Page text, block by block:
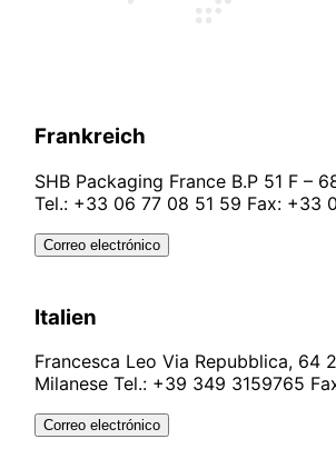
Frankreich
SHB Packaging France B.P 51 F –
Tel.: +33 06 77 08 51 59 Fax: +33
Correo electrónico
Italien
Francesca Leo Via Repubblica, 64
Milanese Tel.: +39 349 3159765
Correo electrónico